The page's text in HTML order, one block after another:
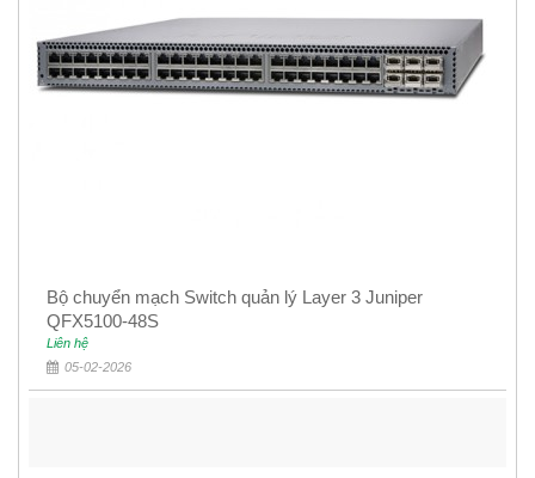
Bộ chuyển mạch Switch quản lý Layer 3 Juniper
QFX5100-48S
Liên hệ
05-02-2026